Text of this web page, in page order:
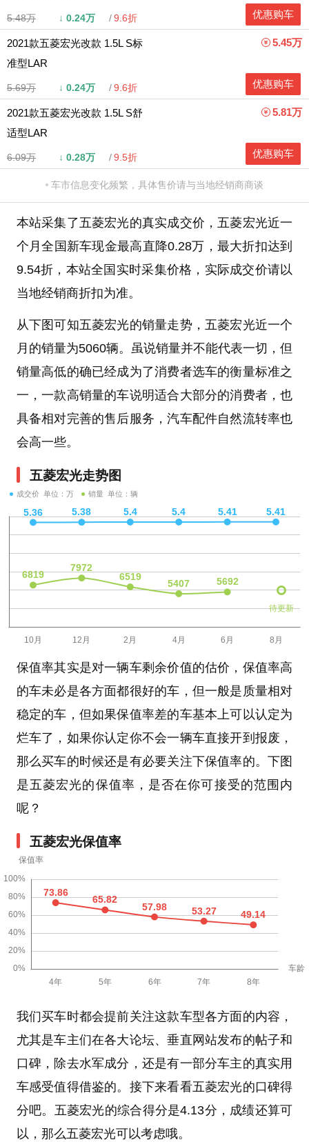
5.48万 ↓ 0.24万 9.6折 优惠购车
2021款五菱宏光改款 1.5L S标
准型LAR
5.69万 ↓ 0.24万 9.6折
5.45万
优惠购车
2021款五菱宏光改款 1.5L S舒
适型LAR
6.09万 ↓ 0.28万 9.5折
5.81万
优惠购车
车市信息变化频繁，具体售价请与当地经销商商谈
本站采集了五菱宏光的真实成交价，五菱宏光近一
个月全国新车现金最高直降0.28万，最大折扣达到
9.54折，本站全国实时采集价格，实际成交价请以
当地经销商折扣为准。
从下图可知五菱宏光的销量走势，五菱宏光近一个
月的销量为5060辆。虽说销量并不能代表一切，但
销量高低的确已经成为了消费者选车的衡量标准之
一，一款高销量的车说明适合大部分的消费者，也
具备相对完善的售后服务，汽车配件自然流转率也
会高一些。
五菱宏光走势图
成交价 单位：万 销量 单位：辆
待更新
保值率其实是对一辆车剩余价值的估价，保值率高
的车未必是各方面都很好的车，但一般是质量相对
稳定的车，但如果保值率差的车基本上可以认定为
烂车了，如果你认定你不会一辆车直接开到报废，
那么买车的时候还是有必要关注下保值率的。下图
是五菱宏光的保值率，是否在你可接受的范围内
呢？
五菱宏光保值率
我们买车时都会提前关注这款车型各方面的内容，
尤其是车主们在各大论坛、垂直网站发布的帖子和
口碑，除去水军成分，还是有一部分车主的真实用
车感受值得借鉴的。接下来看看五菱宏光的口碑得
分吧。五菱宏光的综合得分是4.13分，成绩还算可
以，那么五菱宏光可以考虑哦。